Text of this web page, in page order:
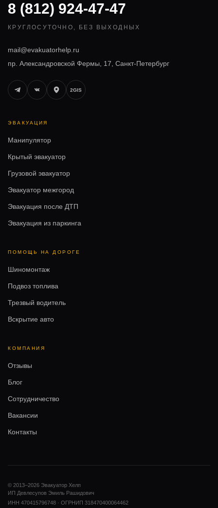
8 (812) 924-47-47
КРУГЛОСУТОЧНО, БЕЗ ВЫХОДНЫХ
mail@evakuatorhelp.ru
пр. Александровской Фермы, 17, Санкт-Петербург
2GIS
ЭВАКУАЦИЯ
Манипулятор
Крытый эвакуатор
Грузовой эвакуатор
Эвакуатор межгород
Эвакуация после ДТП
Эвакуация из паркинга
ПОМОЩЬ НА ДОРОГЕ
Шиномонтаж
Подвоз топлива
Трезвый водитель
Вскрытие авто
КОМПАНИЯ
Отзывы
Блог
Сотрудничество
Вакансии
Контакты
© 2013–2026 Эвакуатор Хелп
ИП Девлесупов Эмиль Рашидович
ИНН 470415796748 · ОГРНИП 318470400064462